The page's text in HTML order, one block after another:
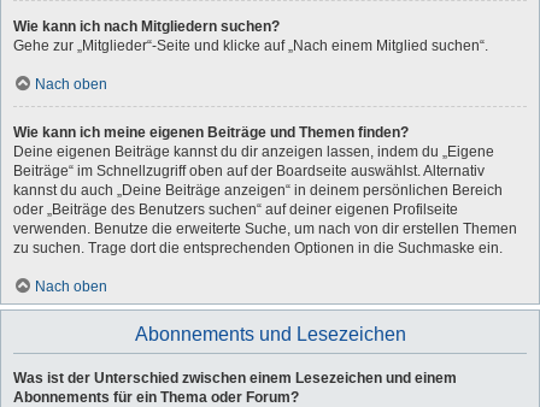
Wie kann ich nach Mitgliedern suchen?
Gehe zur „Mitglieder“-Seite und klicke auf „Nach einem Mitglied suchen“.
Nach oben
Wie kann ich meine eigenen Beiträge und Themen finden?
Deine eigenen Beiträge kannst du dir anzeigen lassen, indem du „Eigene
Beiträge“ im Schnellzugriff oben auf der Boardseite auswählst. Alternativ
kannst du auch „Deine Beiträge anzeigen“ in deinem persönlichen Bereich
oder „Beiträge des Benutzers suchen“ auf deiner eigenen Profilseite
verwenden. Benutze die erweiterte Suche, um nach von dir erstellen Themen
zu suchen. Trage dort die entsprechenden Optionen in die Suchmaske ein.
Nach oben
Abonnements und Lesezeichen
Was ist der Unterschied zwischen einem Lesezeichen und einem
Abonnements für ein Thema oder Forum?